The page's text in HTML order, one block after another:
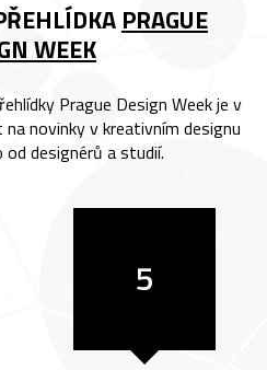
PRAGUE
WEEK
Prague Design Week je v
novinky v kreativním designu
designérů a studií.
5